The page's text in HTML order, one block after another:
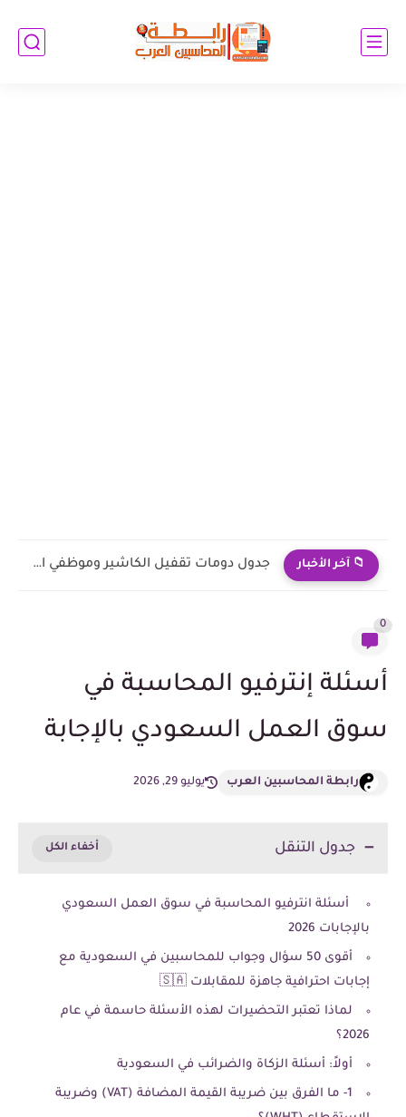
📁 آخر الأخبار اختبار تفاعلي على المعايير الدولية للتقارير المالية IFRS
0
أسئلة إنترفيو المحاسبة في
سوق العمل السعودي بالإجابة
رابطة المحاسبين العرب يوليو 29, 2026
جدول التنقل
أسئلة انترفيو المحاسبة في سوق العمل السعودي
بالإجابات 2026
أقوى 50 سؤال وجواب للمحاسبين في السعودية مع
إجابات احترافية جاهزة للمقابلات 🇸🇦
لماذا تعتبر التحضيرات لهذه الأسئلة حاسمة في عام
2026؟
أولاً: أسئلة الزكاة والضرائب في السعودية
1- ما الفرق بين ضريبة القيمة المضافة (VAT) وضريبة